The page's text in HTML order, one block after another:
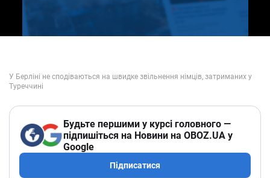
Будьте першими у курсі головного —
підпишіться на Новини на OBOZ.UA у
Google
Підписатися